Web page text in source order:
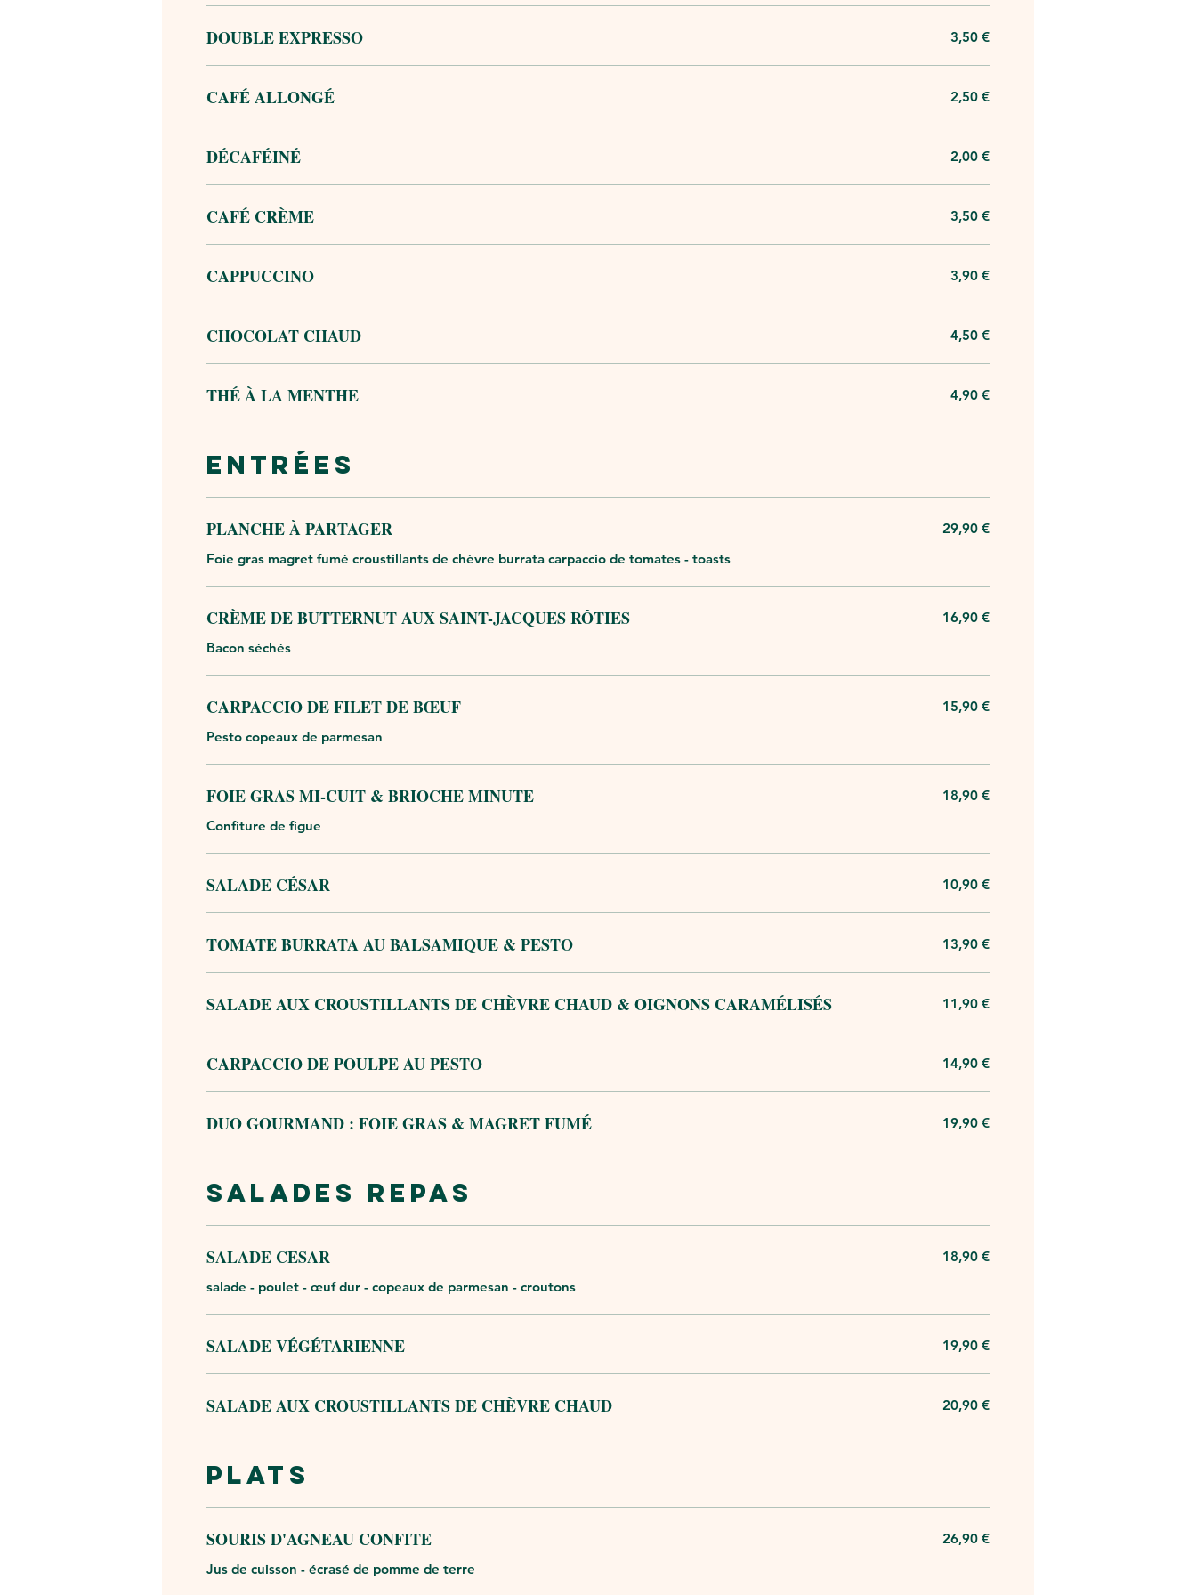
DOUBLE EXPRESSO 3,50 €
CAFÉ ALLONGÉ 2,50 €
DÉCAFÉINÉ 2,00 €
CAFÉ CRÈME 3,50 €
CAPPUCCINO 3,90 €
CHOCOLAT CHAUD 4,50 €
THÉ À LA MENTHE 4,90 €
ENTRÉES
PLANCHE À PARTAGER
Foie gras magret fumé croustillants de chèvre burrata carpaccio de tomates - toasts
29,90 €
CRÈME DE BUTTERNUT AUX SAINT-JACQUES RÔTIES
Bacon séchés
16,90 €
CARPACCIO DE FILET DE BŒUF
Pesto copeaux de parmesan
15,90 €
FOIE GRAS MI-CUIT & BRIOCHE MINUTE
Confiture de figue
18,90 €
SALADE CÉSAR 10,90 €
TOMATE BURRATA AU BALSAMIQUE & PESTO 13,90 €
SALADE AUX CROUSTILLANTS DE CHÈVRE CHAUD & OIGNONS CARAMÉLISÉS 11,90 €
CARPACCIO DE POULPE AU PESTO 14,90 €
DUO GOURMAND : FOIE GRAS & MAGRET FUMÉ 19,90 €
SALADES REPAS
SALADE CESAR
salade - poulet - œuf dur - copeaux de parmesan - croutons
18,90 €
SALADE VÉGÉTARIENNE 19,90 €
SALADE AUX CROUSTILLANTS DE CHÈVRE CHAUD 20,90 €
PLATS
SOURIS D'AGNEAU CONFITE
Jus de cuisson - écrasé de pomme de terre
26,90 €